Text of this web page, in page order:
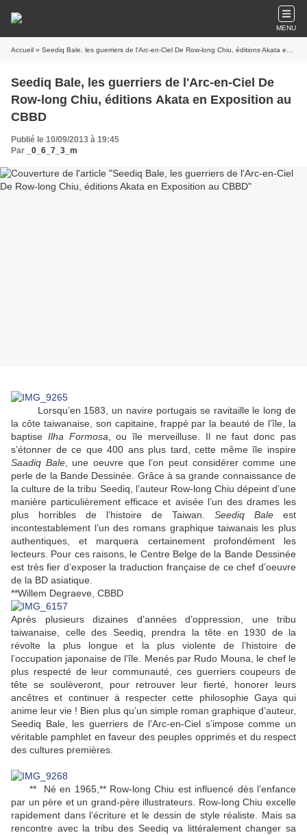
MENU
Accueil » Seediq Bale, les guerriers de l'Arc-en-Ciel De Row-long Chiu, éditions Akata en Exposition au CBBD
Seediq Bale, les guerriers de l'Arc-en-Ciel De
Row-long Chiu, éditions Akata en Exposition au
CBBD
Publié le 10/09/2013 à 19:45
Par
_0_6_7_3_m
Lorsqu’en 1583, un navire portugais se ravitaille le long de
la côte taiwanaise, son capitaine, frappé par la beauté de l’île, la
baptise Ilha Formosa , ou île merveilluse. Il ne faut donc pas
s’étonner de ce que 400 ans plus tard, cette même île inspire
Saadiq Bale, une oeuvre que l’on peut considérer comme une
perle de la Bande Dessinée. Grâce à sa grande connaissance de
la culture de la tribu Seediq, l’auteur Row-long Chiu dépeint d’une
manière particulièrement efficace et avisée l’un des drames les
plus horribles de l’histoire de Taiwan. Seediq Bale est
incontestablement l’un des romans graphique taiwanais les plus
authentiques, et marquera certainement profondément les
lecteurs. Pour ces raisons, le Centre Belge de la Bande Dessinée
est très fier d’exposer la traduction française de ce chef d’oeuvre
de la BD asiatique.
**Willem Degraeve, CBBD
Après plusieurs dizaines d’années d’oppression, une tribu
taiwanaise, celle des Seediq, prendra la tête en 1930 de la
révolte la plus longue et la plus violente de l’histoire de
l’occupation japonaise de l’île. Menés par Rudo Mouna, le chef le
plus respecté de leur communauté, ces guerriers coupeurs de
tête se soulèveront, pour retrouver leur fierté, honorer leurs
ancêtres et continuer à respecter cette philosophie Gaya qui
anime leur vie ! Bien plus qu’un simple roman graphique d’auteur,
Seediq Bale, les guerriers de l’Arc-en-Ciel s’impose comme un
véritable pamphlet en faveur des peuples opprimés et du respect
des cultures premières.
** Né en 1965,** Row-long Chiu est influencé dès l’enfance
par un père et un grand-père illustrateurs. Row-long Chiu excelle
rapidement dans l’écriture et le dessin de style réaliste. Mais sa
rencontre avec la tribu des Seediq va littéralement changer sa